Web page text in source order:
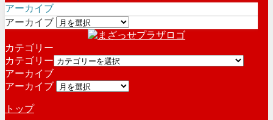
アーカイブ
アーカイブ
カテゴリー
カテゴリー
アーカイブ
アーカイブ
トップ